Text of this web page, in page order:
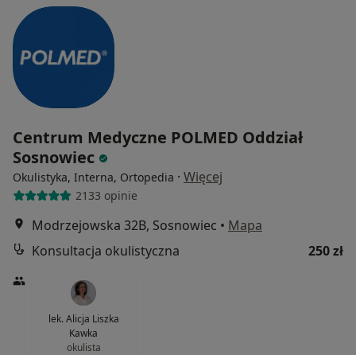
Centrum Medyczne POLMED Oddział
Sosnowiec
Okulistyka, Interna, Ortopedia · Więcej
2133 opinie
Modrzejowska 32B, Sosnowiec • Mapa
Konsultacja okulistyczna
250 zł
lek. Alicja Liszka
Kawka
okulista